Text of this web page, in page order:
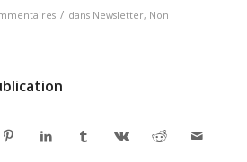
/ dans Newsletter, Non